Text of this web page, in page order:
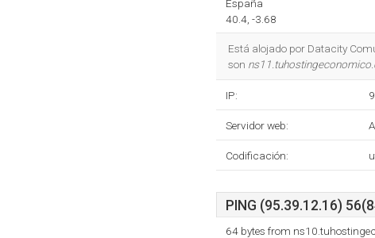
España
40.4, -3.68
Está alojado por Datacity
son
IP:
Servidor web:
Codificación:
PING (95.39.12.16)
64 bytes from